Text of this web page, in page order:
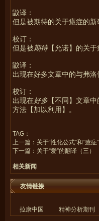
鼤译：
但是被期待的关于癔症的新
校订：
但是被期待【允诺】的关
鼤译：
出现在好多文章中的与弗
校订：
出现在好多 【不同】文章中
方法【加以利用】。
TAG：
上一篇： 关于“性化公式”和“癔症
下一篇： 关于“爱”的翻译（三）
相关新闻
友情链接
拉康中国 精神分析期刊